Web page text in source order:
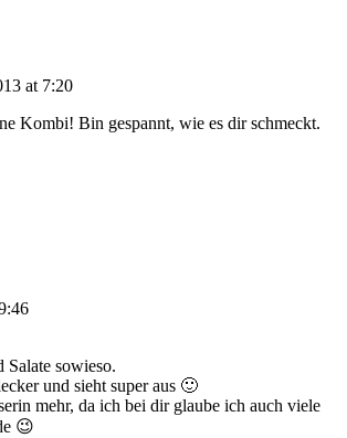
at 7:20
Kombi! Bin gespannt, wie es dir schmeckt.
sowieso.
und sieht super aus 🙂
mehr, da ich bei dir glaube ich auch viele
😉